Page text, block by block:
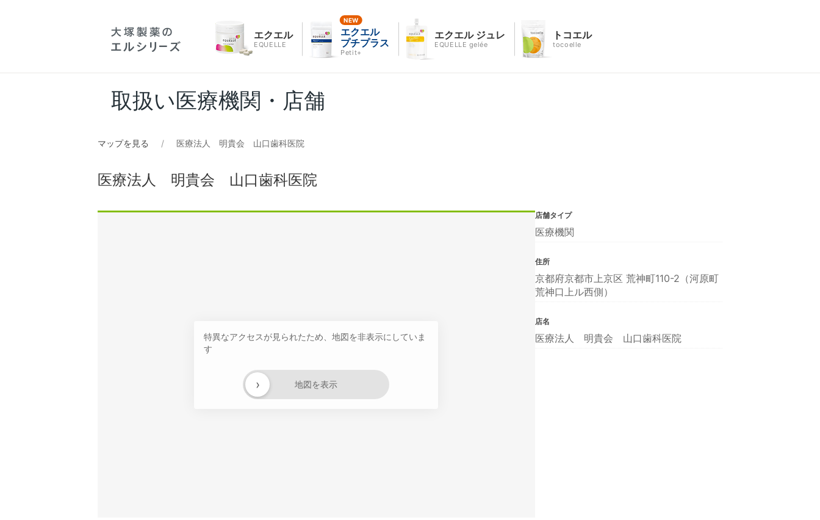
エクエル
EQUELLE
エクエル
プチプラス
Petit+
エクエル ジュレ
EQUELLE gelée
トコエル
tocoelle
取扱い医療機関・店舗
マップを見る 医療法人 明貴会 山口歯科医院
医療法人 明貴会 山口歯科医院
特異なアクセスが見られたため、地図を非表示にしていま
す
地図を表示
›
店舗タイプ
医療機関
住所
京都府京都市上京区 荒神町110-2（河原町
荒神口上ル西側）
店名
医療法人 明貴会 山口歯科医院